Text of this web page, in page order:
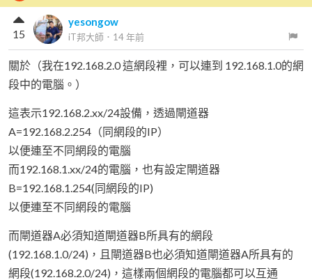
yesongow
iT邦大師 ． 14 年前
15
關於（我在192.168.2.0 這網段裡，可以連到 192.168.1.0的網
段中的電腦。）
這表示192.168.2.xx/24設備，透過閘道器
A=192.168.2.254（同網段的IP）
以便連至不同網段的電腦
而192.168.1.xx/24的電腦，也有設定閘道器
B=192.168.1.254(同網段的IP)
以便連至不同網段的電腦
而閘道器A必須知道閘道器B所具有的網段
(192.168.1.0/24)，且閘道器B也必須知道閘道器A所具有的
網段(192.168.2.0/24)，這樣兩個網段的電腦都可以互通